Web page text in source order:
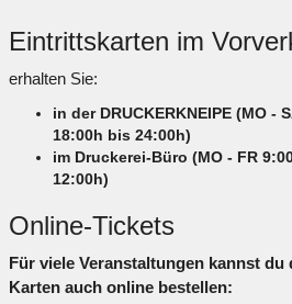
Eintrittskarten im
erhalten Sie:
in der DRUCKERKNEIPE (MO -
18:00h bis 24:00h)
im Druckerei-Büro (MO - FR
12:00h)
Online-Tickets
Für viele Veranstaltungen kannst du
Karten auch online bestellen: